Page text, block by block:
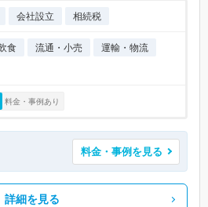
会社設立 相続税
食 流通・小売
運輸・物流
料金・事例あり
料金・事例を見る
詳細を見る